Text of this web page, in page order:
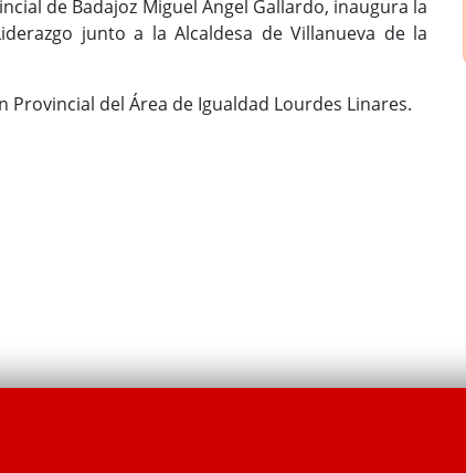
de Badajoz Miguel Ángel Gallardo, inaugura la
junto a la Alcaldesa de Villanueva de la
del Área de Igualdad Lourdes Linares.